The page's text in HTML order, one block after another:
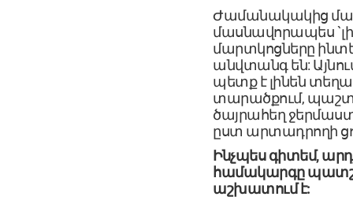
Ժամանակակից
մասնավորապես
մարտկոցները
անվտանգ են:
պետք է լինեն
տարածքում,
ծայրահեղ
ըստ արտադրողի
Ինչպես գիտեմ,
համակարգը
աշխատում է: